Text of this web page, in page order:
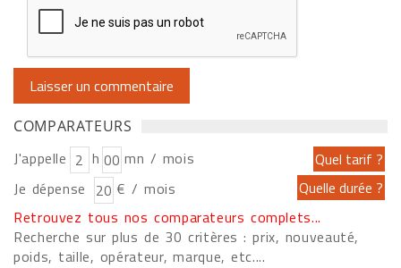
COMPARATEURS
J'appelle h
mn / mois
Je dépense
€ / mois
Retrouvez tous nos comparateurs complets...
Recherche sur plus de 30 critères : prix, nouveauté,
poids, taille, opérateur, marque, etc....